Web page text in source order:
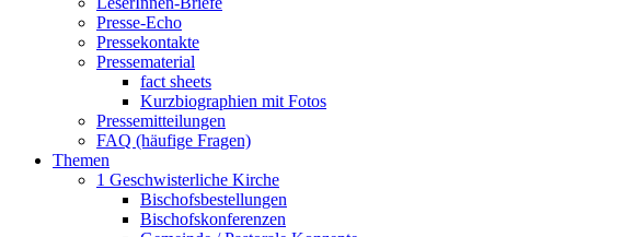
Presse-Echo
Pressekontakte
Pressematerial
fact sheets
Kurzbiographien mit Fotos
Pressemitteilungen
FAQ (häufige Fragen)
Themen
1 Geschwisterliche Kirche
Bischofsbestellungen
Bischofskonferenzen